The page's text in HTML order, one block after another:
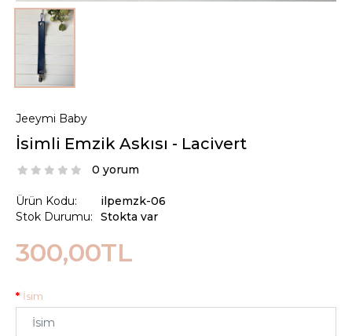
Jeeymi Baby
İsimli Emzik Askısı - Lacivert
0 yorum
Ürün Kodu:
Stok Durumu:
ilpemzk-06
Stokta var
300,00TL
İsim